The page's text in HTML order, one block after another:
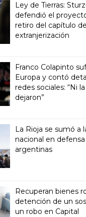
Ley de Tierras:
defendió el
retiro del capítulo de
extranjerización
Franco Colapinto
Europa y contó
redes sociales: “Ni
dejaron”
La Rioja se sumó a
nacional en
argentinas
Recuperan bienes
detención de un
un robo en Capital